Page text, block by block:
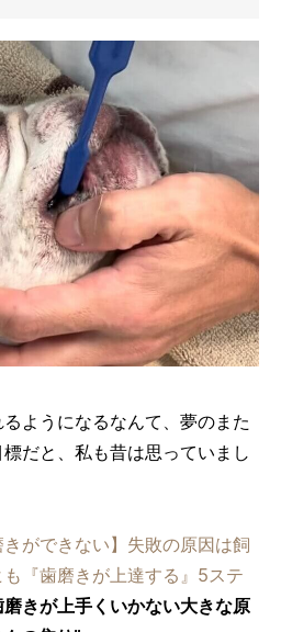
ようになるなんて、夢のまた
だと、私も昔は思っていまし
きができない】失敗の原因は飼
『歯磨きが上達する』5ステ
磨きが上手くいかない大きな原